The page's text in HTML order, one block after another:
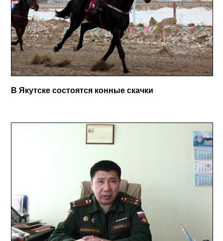
В Якутске состоятся конные скачки